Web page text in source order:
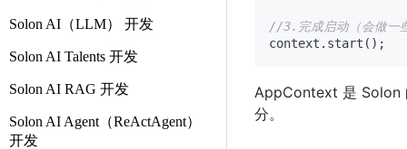
Solon AI（LLM） 开发
Solon AI Talents 开发
Solon AI RAG 开发
Solon AI Agent（ReActAgent）
开发
//3.完成启动（会做
AppContext 是 Solon
分。